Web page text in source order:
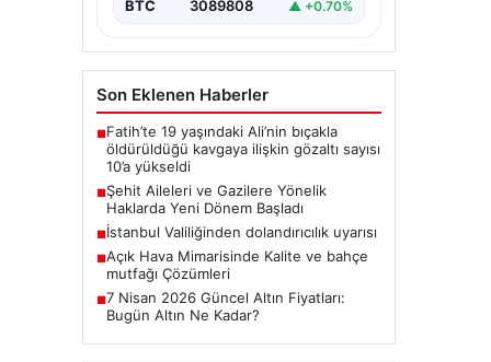
BTC 3089808 ▲ +0.70%
Son Eklenen Haberler
■Fatih’te 19 yaşındaki Ali’nin bıçakla
öldürüldüğü kavgaya ilişkin gözaltı sayısı
10’a yükseldi
■Şehit Aileleri ve Gazilere Yönelik
Haklarda Yeni Dönem Başladı
■İstanbul Valiliğinden dolandırıcılık uyarısı
■Açık Hava Mimarisinde Kalite ve bahçe
mutfağı Çözümleri
■7 Nisan 2026 Güncel Altın Fiyatları:
Bugün Altın Ne Kadar?